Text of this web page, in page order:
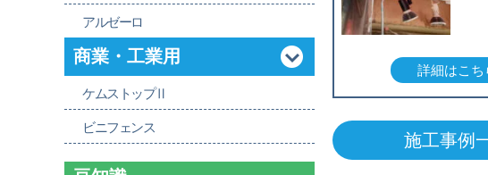
詳細はこち
施工事例
アルゼーロ
商業・工業用
ケムストップⅡ
ビニフェンス